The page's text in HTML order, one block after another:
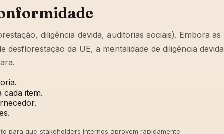
diligência devida, auditorias sociais). Embora as
da UE, a mentalidade de diligência devida
item.
para que stakeholders internos aprovem rapidamente.